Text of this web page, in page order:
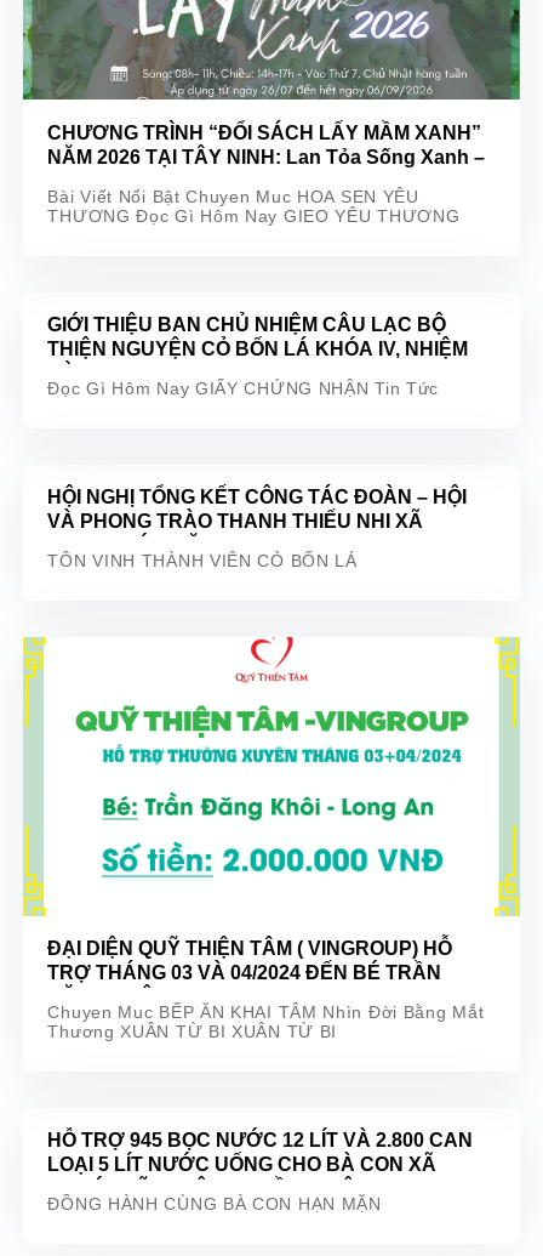
Bài Viết Nổi Bật Chuyen Muc HOA SEN YÊU
THƯƠNG Đọc Gì Hôm Nay GIEO YÊU THƯƠNG
CHƯƠNG TRÌNH “ĐỔI SÁCH LẤY MẦM XANH”
NĂM 2026 TẠI TÂY NINH: Lan Tỏa Sống Xanh –
Đọc Gì Hôm Nay GIẤY CHỨNG NHẬN Tin Tức
GIỚI THIỆU BAN CHỦ NHIỆM CÂU LẠC BỘ
THIỆN NGUYỆN CỎ BỐN LÁ KHÓA IV, NHIỆM
TÔN VINH THÀNH VIÊN CỎ BỐN LÁ
HỘI NGHỊ TỔNG KẾT CÔNG TÁC ĐOÀN – HỘI
VÀ PHONG TRÀO THANH THIẾU NHI XÃ
Chuyen Muc BẾP ĂN KHAI TÂM Nhìn Đời Bằng Mắt
Thương XUÂN TỪ BI XUÂN TỪ BI
ĐẠI DIỆN QUỸ THIỆN TÂM ( VINGROUP) HỖ
TRỢ THÁNG 03 VÀ 04/2024 ĐẾN BÉ TRẦN
ĐỒNG HÀNH CÙNG BÀ CON HẠN MẶN
HỖ TRỢ 945 BỌC NƯỚC 12 LÍT VÀ 2.800 CAN
LOẠI 5 LÍT NƯỚC UỐNG CHO BÀ CON XÃ